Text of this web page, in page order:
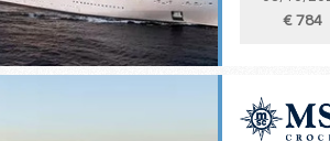
€ 784